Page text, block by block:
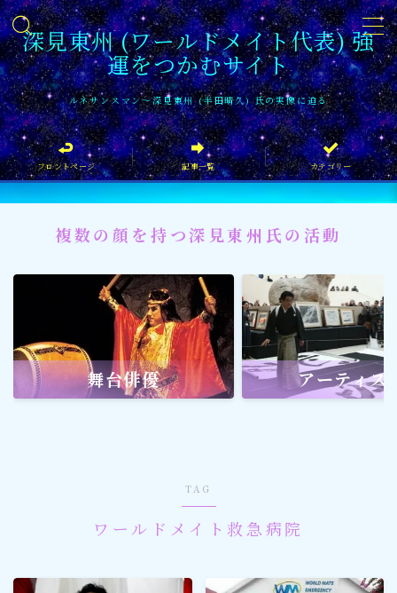
深見東州 (ワールドメイト代表) 強
運をつかむサイト
ルネサンスマン〜深見東州 (半田晴久) 氏の実像に迫る
MENU
フロントページ
記事一覧
イベント情報
企業家
文化・芸術活動
社会貢献 社会貢献
メディア・ネット
フロントページ 記事一覧 カテゴリー
複数の顔を持つ深見東州氏の活動
舞台俳優 アーティス
TAG
ワールドメイト救急病院